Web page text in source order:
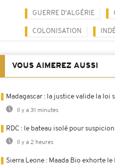
GUERRE D'ALGÉRIE
COLONISATION
VOUS AIMEREZ AUSSI
Madagascar : la justice valide la loi
Il y a 31 minutes
RDC : le bateau isolé pour
Il y a 2 heures
Sierra Leone : Maada Bio exhorte